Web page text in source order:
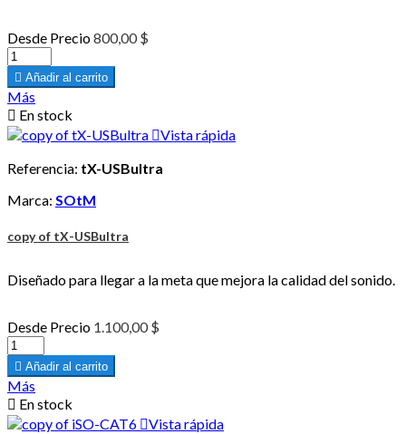
Desde Precio800,00 $
 Añadir al carrito
Más
 En stock
Vista rápida
Referencia: tX-USBultra
Marca: SOtM
copy of tX-USBultra
Diseñado para llegar a la meta que mejora la calidad del sonido.
Desde Precio 1.100,00 $
 Añadir al carrito
Más
 En stock
Vista rápida